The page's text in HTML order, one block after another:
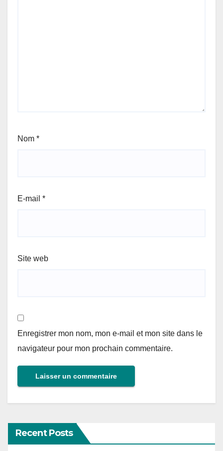
Nom *
E-mail *
Site web
Enregistrer mon nom, mon e-mail et mon site dans le
navigateur pour mon prochain commentaire.
Recent Posts